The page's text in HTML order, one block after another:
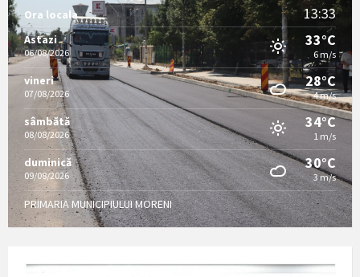
Ora locala 13:33
Astazi
06/08/2026
33°C
6 m/s
vineri
07/08/2026
28°C
4 m/s
sâmbătă
08/08/2026
34°C
1 m/s
duminică
09/08/2026
30°C
3 m/s
PRIMARIA MUNICIPIULUI MORENI